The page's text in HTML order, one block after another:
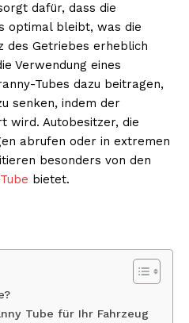
dafür, dass die
optimal bleibt, was die
des Getriebes erheblich
Verwendung eines
Tubes dazu beitragen,
senken, indem der
wird. Autobesitzer, die
abrufen oder in extremen
besonders von den
bietet.
Tube für Ihr Fahrzeug